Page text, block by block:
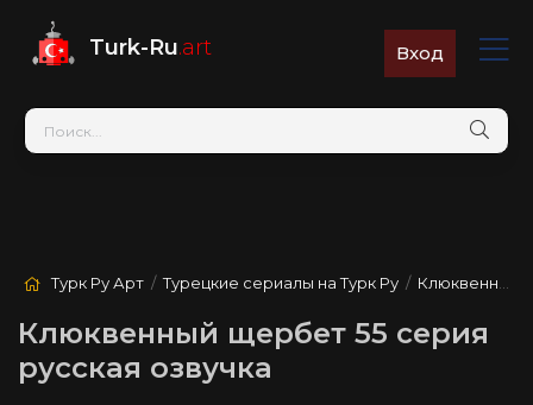
Turk-Ru.art Вход
Турк Ру Арт /Турецкие сериалы на Турк Ру / Клюквенный щербет
Клюквенный щербет 55 серия
русская озвучка